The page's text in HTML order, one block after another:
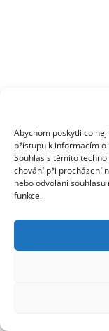
Abychom poskytli co
přístupu k informacím o
Souhlas s těmito
chování při procházení
nebo odvolání
funkce.